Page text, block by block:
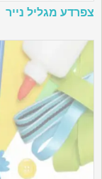
צפרדע מגליל נייר